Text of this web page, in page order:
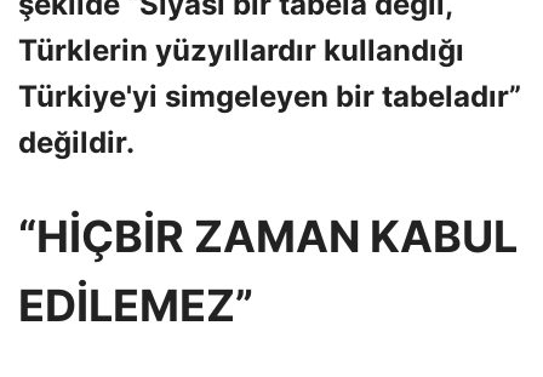
Türklerin yüzyıllardır kullandığı
Türkiye'yi simgeleyen bir tabeladır”
değildir.
“HİÇBİR ZAMAN KABUL
EDİLEMEZ”